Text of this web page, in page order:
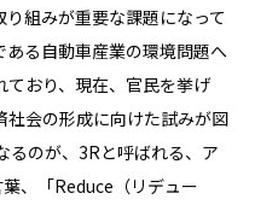
組みが重要な課題になって
る自動車産業の環境問題へ
おり、現在、官民を挙げ
会の形成に向けた試みが図
るのが、3Rと呼ばれる、ア
、「Reduce（リデュー